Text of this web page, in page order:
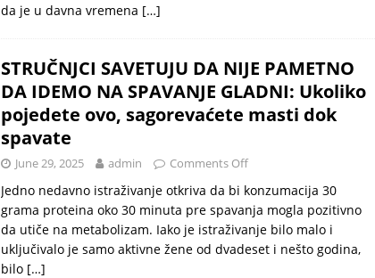
da je u davna vremena […]
STRUČNJCI SAVETUJU DA NIJE PAMETNO
DA IDEMO NA SPAVANJE GLADNI: Ukoliko
pojedete ovo, sagorevaćete masti dok
spavate
June 29, 2025 admin Comments Off
Jedno nedavno istraživanje otkriva da bi konzumacija 30
grama proteina oko 30 minuta pre spavanja mogla pozitivno
da utiče na metabolizam. Iako je istraživanje bilo malo i
uključivalo je samo aktivne žene od dvadeset i nešto godina,
bilo […]